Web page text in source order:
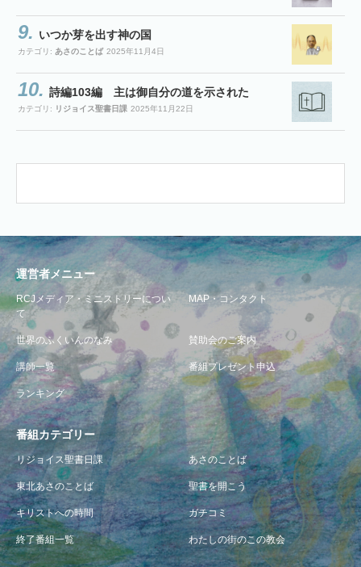
いつか芽を出す神の国
カテゴリ: あさのことば 2025年11月4日
詩編103編 主は御自分の道を示された
カテゴリ: リジョイス聖書日課 2025年11月22日
運営者メニュー
RCJメディア・ミニストリーについ
て
MAP・コンタクト
世界のふくいんのなみ 賛助会のご案内
講師一覧 番組プレゼント申込
ランキング
番組カテゴリー
リジョイス聖書日課 あさのことば
東北あさのことば 聖書を開こう
キリストへの時間 ガチコミ
終了番組一覧 わたしの街のこの教会